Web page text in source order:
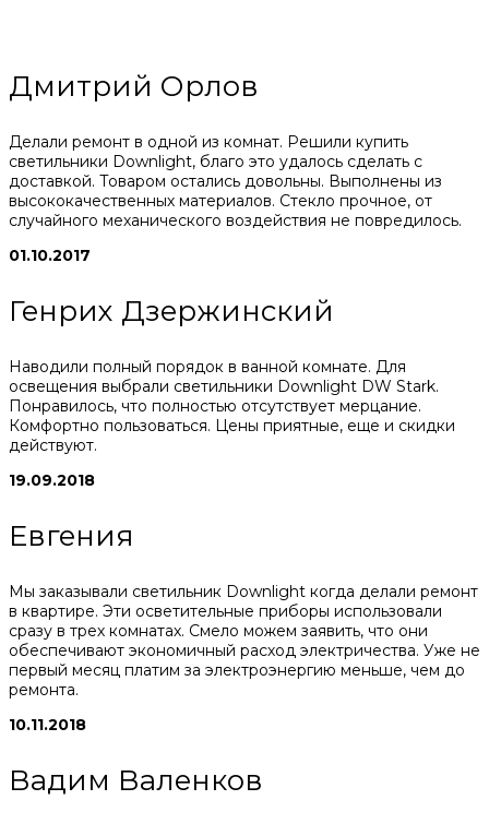
Дмитрий Орлов
Делали ремонт в одной из комнат. Решили купить
светильники Downlight, благо это удалось сделать с
доставкой. Товаром остались довольны. Выполнены из
высококачественных материалов. Стекло прочное, от
случайного механического воздействия не повредилось.
01.10.2017
Генрих Дзержинский
Наводили полный порядок в ванной комнате. Для
освещения выбрали светильники Downlight DW Stark.
Понравилось, что полностью отсутствует мерцание.
Комфортно пользоваться. Цены приятные, еще и скидки
действуют.
19.09.2018
Евгения
Мы заказывали светильник Downlight когда делали ремонт
в квартире. Эти осветительные приборы использовали
сразу в трех комнатах. Смело можем заявить, что они
обеспечивают экономичный расход электричества. Уже не
первый месяц платим за электроэнергию меньше, чем до
ремонта.
10.11.2018
Вадим Валенков